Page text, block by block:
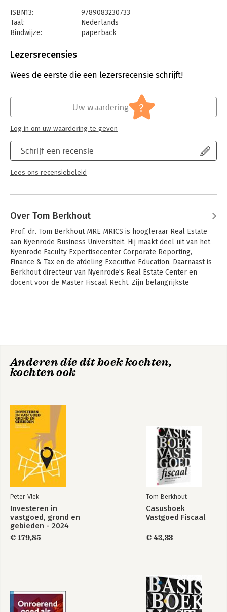
ISBN13:
9789083230733
Taal:
Nederlands
Bindwijze:
paperback
Druk:
Lezersrecensies
Wees de eerste die een lezersrecensie schrijft!
Schrijf een recensie
Lees ons recensiebeleid
Uw waardering ?
Log in om uw waardering te geven
Over Tom Berkhout
Prof. dr. Tom Berkhout MRE MRICS is hoogleraar Real Estate
aan Nyenrode Business Universiteit. Hij maakt deel uit van het
Nyenrode Faculty Expertisecenter Corporate Reporting,
Finance & Tax en de afdeling Executive Education. Daarnaast is
Berkhout directeur van Nyenrode's Real Estate Center en
docent voor de Master Fiscaal Recht. Zijn belangrijkste
vastgoedeconomie, vastgoedmarkten) en fiscaal recht.
Andere boeken door Tom Berkhout
Taxatieleer
vastgoed
Casusboek
Vastgoed Fiscaal
Basisboek
vastgoed fiscaal
Anderen die dit boek kochten,
kochten ook
Peter Vlek
Investeren in
vastgoed, grond en
gebieden - 2024
€ 179,85
Tom Berkhout
Casusboek
Vastgoed Fiscaal
€ 43,33